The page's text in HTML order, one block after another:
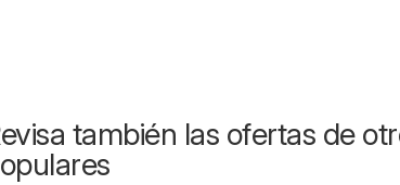
también las ofertas de